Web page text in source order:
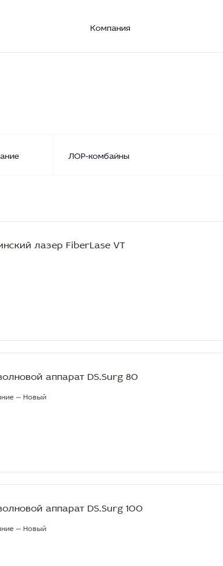
Компания
ЛОР-комбайны
лазер FiberLase VT
аппарат DS.Surg 80
— Новый
аппарат DS.Surg 100
— Новый